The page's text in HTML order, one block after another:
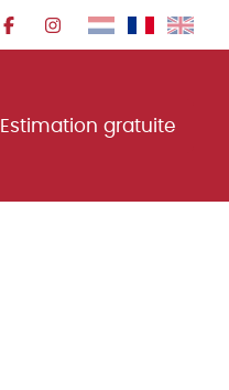
Estimation gratuite